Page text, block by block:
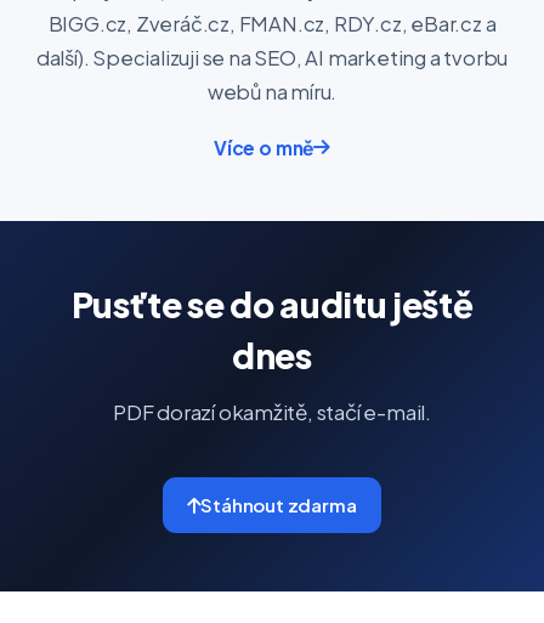
BIGG.cz, Zveráč.cz, FMAN.cz, RDY.cz, eBar.cz a
další). Specializuji se na SEO, AI marketing a tvorbu
webů na míru.
Více o mně
Pusťte se do auditu ještě
dnes
PDF dorazí okamžitě, stačí e-mail.
Stáhnout zdarma